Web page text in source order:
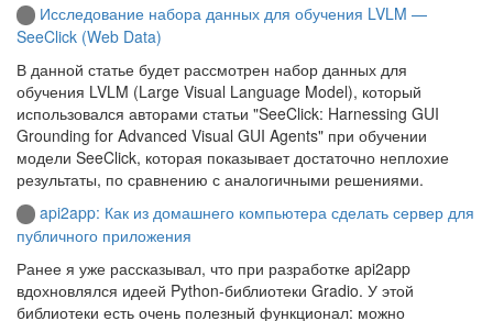
Исследование набора данных для обучения LVLM —
SeeClick (Web Data)
В данной статье будет рассмотрен набор данных для
обучения LVLM (Large Visual Language Model), который
использовался авторами статьи "SeeClick: Harnessing GUI
Grounding for Advanced Visual GUI Agents" при обучении
модели SeeClick, которая показывает достаточно неплохие
результаты, по сравнению с аналогичными решениями.
api2app: Как из домашнего компьютера сделать сервер для
публичного приложения
Ранее я уже рассказывал, что при разработке api2app
вдохновлялся идеей Python-библиотеки Gradio. У этой
библиотеки есть очень полезный функционал: можно